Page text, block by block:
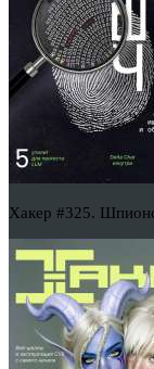
Хакер #325.